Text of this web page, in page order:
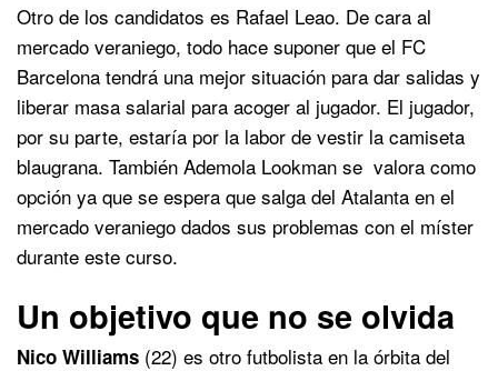
Otro de los candidatos es Rafael Leao. De cara al
mercado veraniego, todo hace suponer que el FC
Barcelona tendrá una mejor situación para dar salidas y
liberar masa salarial para acoger al jugador. El jugador,
por su parte, estaría por la labor de vestir la camiseta
blaugrana. También Ademola Lookman se valora como
opción ya que se espera que salga del Atalanta en el
mercado veraniego dados sus problemas con el míster
durante este curso.
Un objetivo que no se olvida
Nico Williams (22) es otro futbolista en la órbita del